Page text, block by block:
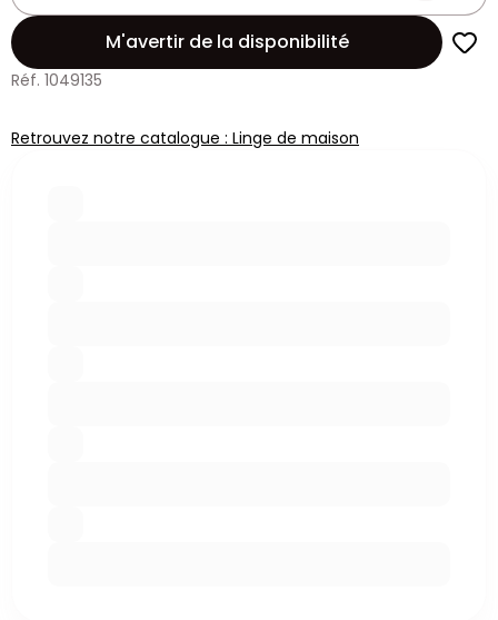
M'avertir de la disponibilité
Réf. 1049135
Retrouvez notre catalogue : Linge de maison